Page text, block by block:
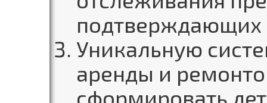
подтверждающих
Уникальную
аренды и
сформировать